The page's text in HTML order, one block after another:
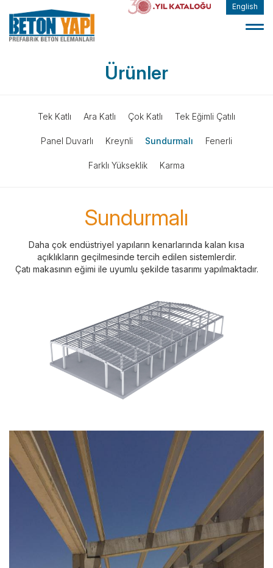
English
Ürünler
Tek Katlı Ara Katlı Çok Katlı Tek Eğimli Çatılı
Panel Duvarlı Kreynli Sundurmalı Fenerli
Farklı Yükseklik Karma
Sundurmalı
Daha çok endüstriyel yapıların kenarlarında kalan kısa
açıklıkların geçilmesinde tercih edilen sistemlerdir.
Çatı makasının eğimi ile uyumlu şekilde tasarımı yapılmaktadır.